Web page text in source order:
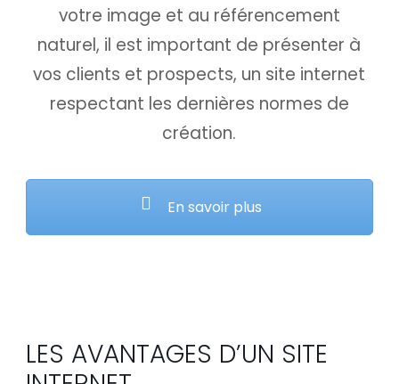
votre image et au référencement
naturel, il est important de présenter à
vos clients et prospects, un site internet
respectant les dernières normes de
création.
En savoir plus
LES AVANTAGES D’UN SITE